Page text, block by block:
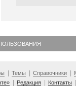
Темы Справочники
Редакция Контакты